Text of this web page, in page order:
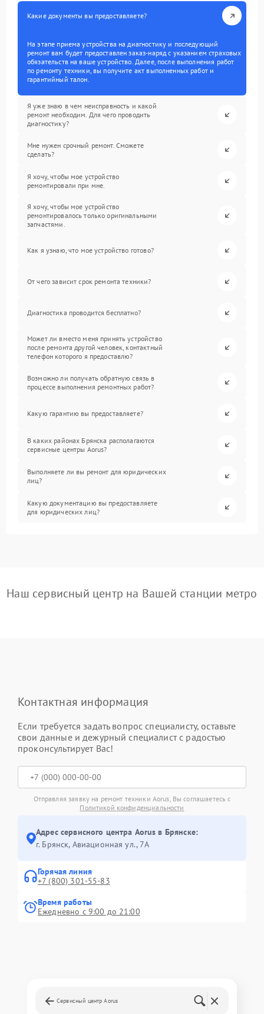
Какие документы вы предоставляете?
На этапе приема устройства на диагностику и последующий
ремонт вам будет предоставлен заказ-наряд с указанием страховых
обязательств на ваше устройство. Далее, после выполнения работ
по ремонту техники, вы получите акт выполненных работ и
гарантийный талон.
Я уже знаю в чем неисправность и какой
ремонт необходим. Для чего проводить
диагностику?
Мне нужен срочный ремонт. Сможете
сделать?
Я хочу, чтобы мое устройство
ремонтировали при мне.
Я хочу, чтобы мое устройство
ремонтировалось только оригинальными
запчастями.
Как я узнаю, что мое устройство готово?
От чего зависит срок ремонта техники?
Диагностика проводится бесплатно?
Может ли вместо меня принять устройство
после ремонта другой человек, контактный
телефон которого я предоставлю?
Возможно ли получать обратную связь в
процессе выполнения ремонтных работ?
Какую гарантию вы предоставляете?
В каких районах Брянска располагаются
сервисные центры Aorus?
Выполняете ли вы ремонт для юридических
лиц?
Какую документацию вы предоставляете
для юридических лиц?
Наш сервисный центр на Вашей станции метро
Контактная информация
Если требуется задать вопрос специалисту, оставьте
свои данные и дежурный специалист с радостью
проконсультирует Вас!
Отправляя заявку на ремонт техники Aorus, Вы соглашаетесь с
Политикой конфиденциальности
Адрес сервисного центра Aorus в Брянске:
г. Брянск, Авиационная ул., 7А
Горячая линия
+7 (800) 301-55-83
Время работы
Ежедневно с 9:00 до 21:00
Сервисный центр Aorus